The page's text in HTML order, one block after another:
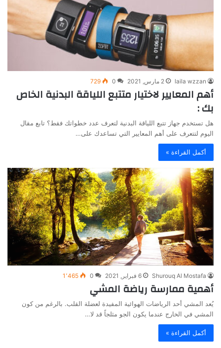
laila wzzan 2 مارس, 2021 0
729
أهم المعايير لاختيار متتبع اللياقة البدنية الخاص
بك :
هل تستخدم جهاز تتبع اللياقة البدنية لتعرف عدد خطواتك فقط؟ تابع مقال
اليوم لتتعرف على أهم المعايير التي تساعدك على…
أكمل القراءة »
Shurouq Al Mostafa 6 فبراير, 2021 0 1٬465
أهمية ممارسة رياضة المشي
يُعد المشي أحد الرياضات الهوائية المفيدة لعضلة القلب. بالرغم من كون
المشي في الخارج عندما يكون الجو مثلجاً قد لا…
أكمل القراءة »